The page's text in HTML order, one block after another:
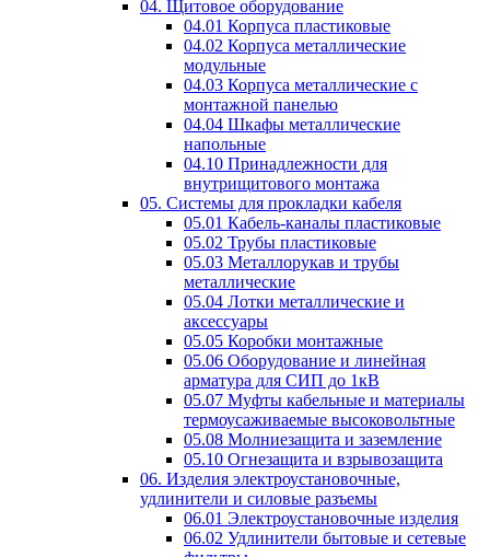
04. Щитовое оборудование
04.01 Корпуса пластиковые
04.02 Корпуса металлические
модульные
04.03 Корпуса металлические с
монтажной панелью
04.04 Шкафы металлические
напольные
04.10 Принадлежности для
внутрищитового монтажа
05. Системы для прокладки кабеля
05.01 Кабель-каналы пластиковые
05.02 Трубы пластиковые
05.03 Металлорукав и трубы
металлические
05.04 Лотки металлические и
аксессуары
05.05 Коробки монтажные
05.06 Оборудование и линейная
арматура для СИП до 1кВ
05.07 Муфты кабельные и материалы
термоусаживаемые высоковольтные
05.08 Молниезащита и заземление
05.10 Огнезащита и взрывозащита
06. Изделия электроустановочные,
удлинители и силовые разъемы
06.01 Электроустановочные изделия
06.02 Удлинители бытовые и сетевые